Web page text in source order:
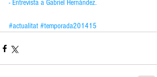
- Entrevista a Gabriel Hernàndez.
#actualitat #temporada201415